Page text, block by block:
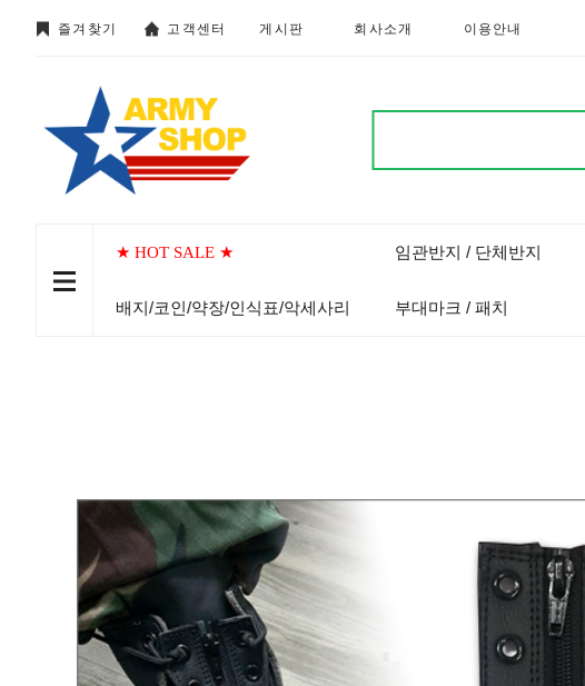
즐겨찾기 고객센터 게시판 회사소개 이용안내
★ HOT SALE ★
배지/코인/약장/인식표/악세사리
임관반지 / 단체반지
부대마크 / 패치